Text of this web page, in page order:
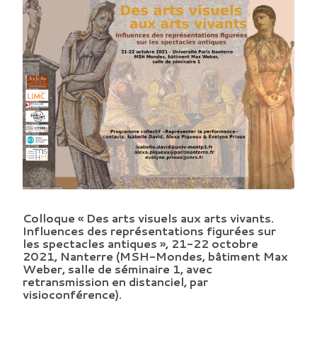
Colloque « Des arts visuels aux arts vivants.
Influences des représentations figurées sur
les spectacles antiques », 21-22 octobre
2021, Nanterre (MSH-Mondes, bâtiment Max
Weber, salle de séminaire 1, avec
retransmission en distanciel, par
visioconférence).